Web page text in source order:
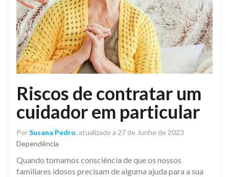
Riscos de contratar um
cuidador em particular
PorSusana Pedro, atualizado a 27 de Junho de 2023
Dependência
Quando tomamos consciência de que os nossos
familiares idosos precisam de alguma ajuda para a sua